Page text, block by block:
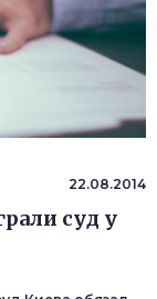
22.08.2014
суд у